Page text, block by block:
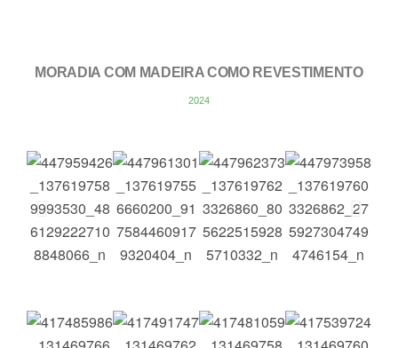
MORADIA COM MADEIRA COMO REVESTIMENTO
2024